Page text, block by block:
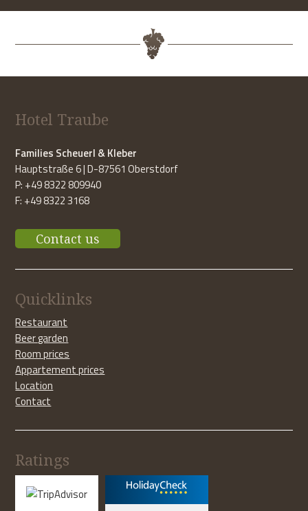
Hotel Traube
Families Scheuerl & Kleber
Hauptstraße 6 | D-87561 Oberstdorf
P: +49 8322 809940
F: +49 8322 3168
Contact us
Quicklinks
Restaurant
Beer garden
Room prices
Appartement prices
Location
Contact
Ratings